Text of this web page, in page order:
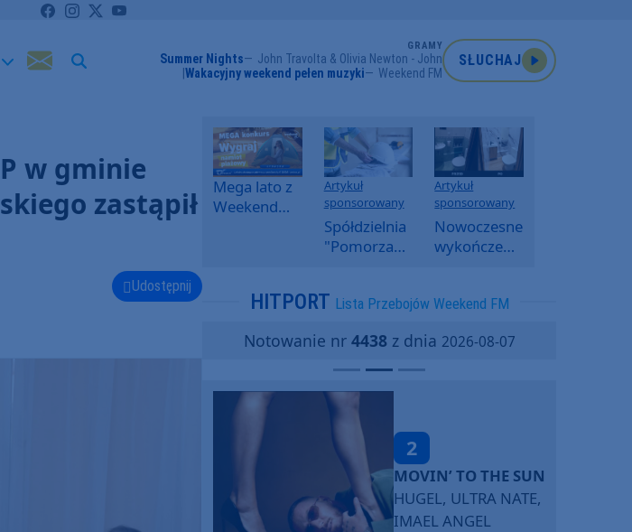
GRAMY
Summer Nights
John Travolta & Olivia Newton - John
Wakacyjny weekend pełen muzyki
Weekend FM
SŁUCHAJ
w gminie
zastąpił
Udostępnij
Mega lato z
Weekend
Artykuł
sponsorowany
Spółdzielnia
"Pomorzanka"
informuje o
i ofertach
najmu
Artykuł
sponsorowany
Nowoczesne
wykończenia
SPC, WPC i
kamienny
HITPORT Lista Przebojów Weekend FM
Notowanie nr 4438z dnia 2026-08-07
2
MOVIN’ TO THE SUN
HUGEL, ULTRA NATE,
IMAEL ANGEL